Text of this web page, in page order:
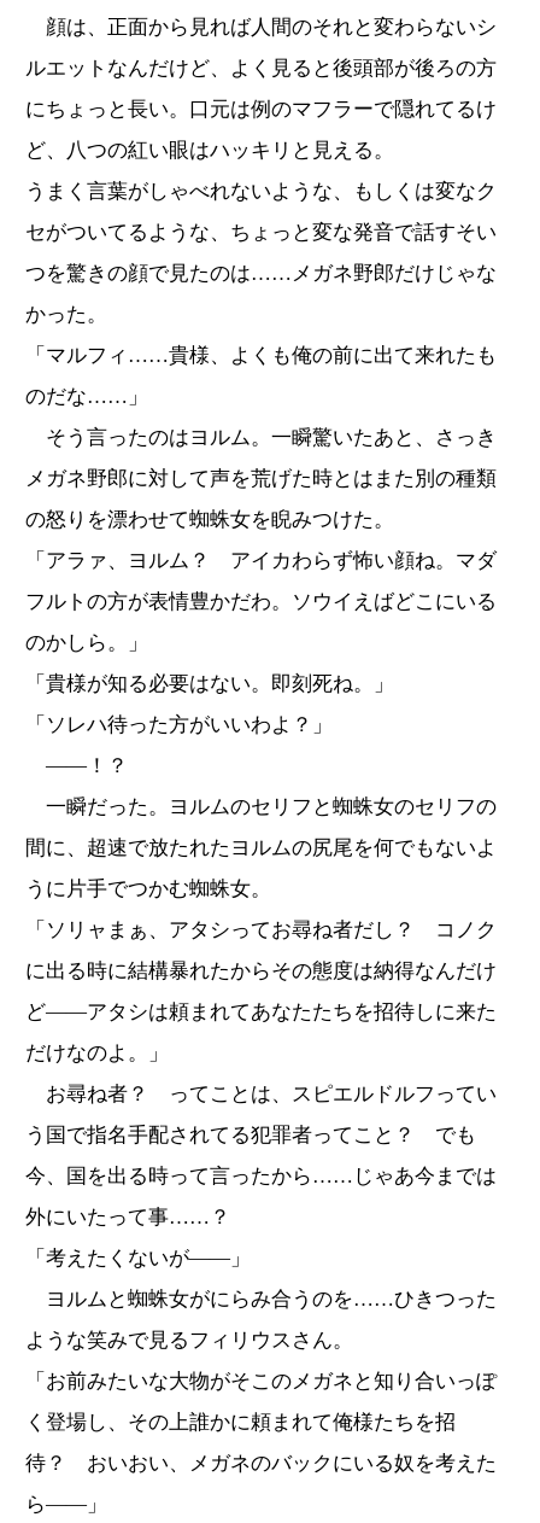
顔は、正面から見れば人間のそれと変わらないシ
ルエットなんだけど、よく見ると後頭部が後ろの方
にちょっと長い。口元は例のマフラーで隠れてるけ
ど、八つの紅い眼はハッキリと見える。
うまく言葉がしゃべれないような、もしくは変なク
セがついてるような、ちょっと変な発音で話すそい
つを驚きの顔で見たのは……メガネ野郎だけじゃな
かった。
「マルフィ……貴様、よくも俺の前に出て来れたも
のだな……」
そう言ったのはヨルム。一瞬驚いたあと、さっき
メガネ野郎に対して声を荒げた時とはまた別の種類
の怒りを漂わせて蜘蛛女を睨みつけた。
「アラァ、ヨルム？ アイカわらず怖い顔ね。マダ
フルトの方が表情豊かだわ。ソウイえばどこにいる
のかしら。」
「貴様が知る必要はない。即刻死ね。」
「ソレハ待った方がいいわよ？」
――！？
一瞬だった。ヨルムのセリフと蜘蛛女のセリフの
間に、超速で放たれたヨルムの尻尾を何でもないよ
うに片手でつかむ蜘蛛女。
「ソリャまぁ、アタシってお尋ね者だし？ コノク
に出る時に結構暴れたからその態度は納得なんだけ
ど――アタシは頼まれてあなたたちを招待しに来た
だけなのよ。」
お尋ね者？ ってことは、スピエルドルフってい
う国で指名手配されてる犯罪者ってこと？ でも
今、国を出る時って言ったから……じゃあ今までは
外にいたって事……？
「考えたくないが――」
ヨルムと蜘蛛女がにらみ合うのを……ひきつった
ような笑みで見るフィリウスさん。
「お前みたいな大物がそこのメガネと知り合いっぽ
く登場し、その上誰かに頼まれて俺様たちを招
待？ おいおい、メガネのバックにいる奴を考えた
ら――」